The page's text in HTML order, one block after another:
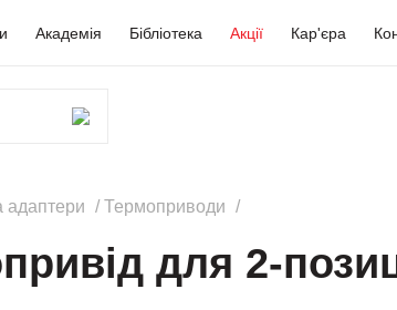
Академія Бібліотека Акції Кар'єра
адаптери Термоприводи
для 2-